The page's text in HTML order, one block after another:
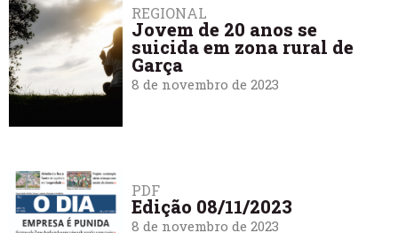
REGIONAL
Jovem de 20 anos se
suicida em zona rural de
Garça
8 de novembro de 2023
PDF
Edição 08/11/2023
8 de novembro de 2023